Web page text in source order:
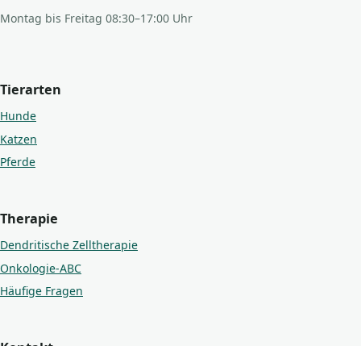
Montag bis Freitag 08:30–17:00 Uhr
Tierarten
Hunde
Katzen
Pferde
Therapie
Dendritische Zelltherapie
Onkologie-ABC
Häufige Fragen